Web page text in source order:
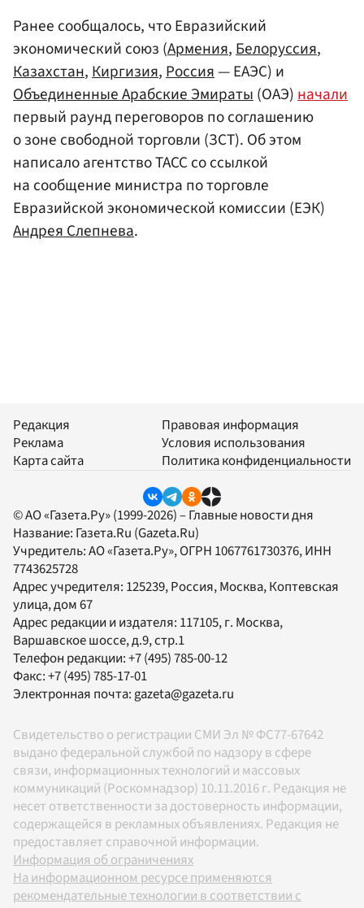
Ранее сообщалось, что Евразийский
экономический союз (Армения,Белоруссия,
Казахстан,Киргизия,Россия— ЕАЭС) и
Объединенные Арабские Эмираты(ОАЭ)начали
первый раунд переговоров по соглашению
о зоне свободной торговли (ЗСТ). Об этом
написало агентство ТАСС со ссылкой
на сообщение министра по торговле
Евразийской экономической комиссии (ЕЭК)
Андрея Слепнева.
Редакция
Реклама
Карта сайта
Правовая информация
Условия использования
Политика конфиденциальности
© АО «Газета.Ру» (1999-2026) – Главные новости дня
Название: Газета.Ru (Gazeta.Ru)
Учредитель:АО «Газета.Ру», ОГРН 1067761730376, ИНН
7743625728
Адрес учредителя: 125239, Россия, Москва, Коптевская
улица, дом 67
Адрес редакции и издателя: 117105, г. Москва,
Варшавское шоссе, д.9, стр.1
Телефон редакции:+7 (495) 785-00-12
Факс:+7 (495) 785-17-01
Электронная почта: gazeta@gazeta.ru
Свидетельство о регистрации СМИ Эл № ФС77-67642
выдано федеральной службой по надзору в сфере
связи, информационных технологий и массовых
коммуникаций (Роскомнадзор) 10.11.2016 г. Редакция не
несет ответственности за достоверность информации,
содержащейся в рекламных объявлениях. Редакция не
предоставляет справочной информации.
Информация об ограничениях
На информационном ресурсе применяются
рекомендательные технологии в соответствии с